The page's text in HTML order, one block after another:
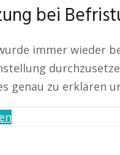
bei
immer wieder
genau zu erklären